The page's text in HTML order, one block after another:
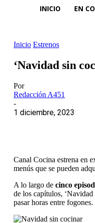
INICIO EN
Inicio Estrenos
‘Navidad sin
Por
Redacción A451
-
1 diciembre, 2023
Canal Cocina estrena en
menús que se pueden
A lo largo de cinco
de los capítulos,
pasar horas entre fogones.